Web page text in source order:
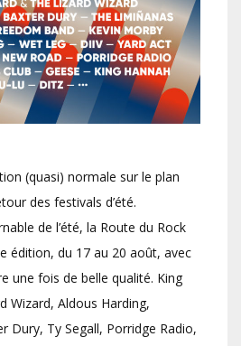
(quasi) normale sur le plan
des festivals d’été.
de l’été, la Route du Rock
édition, du 17 au 20 août, avec
une fois de belle qualité. King
Wizard, Aldous Harding,
Dury, Ty Segall, Porridge Radio,